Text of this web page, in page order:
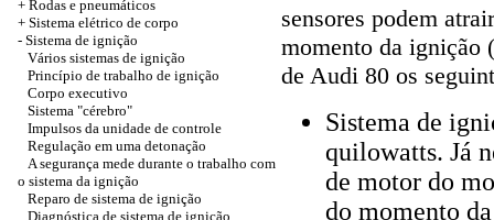
+ Rodas e pneumáticos
+ Sistema elétrico de corpo
- Sistema de ignição
Vários sistemas de ignição
Princípio de trabalho de ignição
Corpo executivo
Sistema "cérebro"
Impulsos da unidade de controle
Regulação em uma detonação
A segurança mede durante o trabalho com
o sistema da ignição
Reparo de sistema de ignição
Diagnóstica de sistema de ignição
sensores podem
momento da ignição
de Audi 80 os
Sistema de
quilowatts. Já
de motor do
do momento